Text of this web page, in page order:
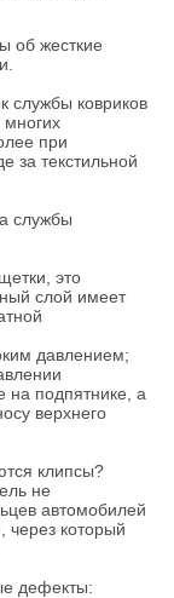
об жесткие
службы ковриков
многих
при
за текстильной
службы
это
слой имеет
давлением;
на подпятнике, а
верхнего
клипсы?
не
автомобилей
через который
дефекты: